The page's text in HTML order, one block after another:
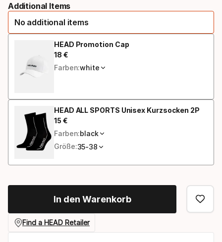
Option
Additional Items
No additional items
HEAD Promotion Cap
18 €
Endpreis
Farben:white
HEAD ALL SPORTS Unisex Kurzsocken 2P
15 €
Endpreis
Farben:black
Größe:35-38
In den Warenkorb
Find a HEAD Retailer